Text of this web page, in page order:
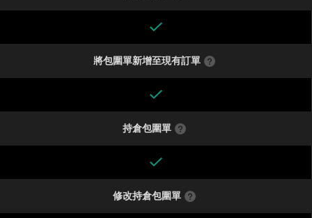
將包圍單新增至現有訂單
持倉包圍單
修改持倉包圍單